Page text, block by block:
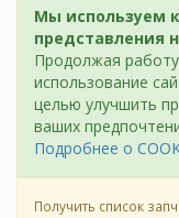
Мы используем
представления
Продолжая
использование
целью улучшить
ваших
Подробнее о
Получить список